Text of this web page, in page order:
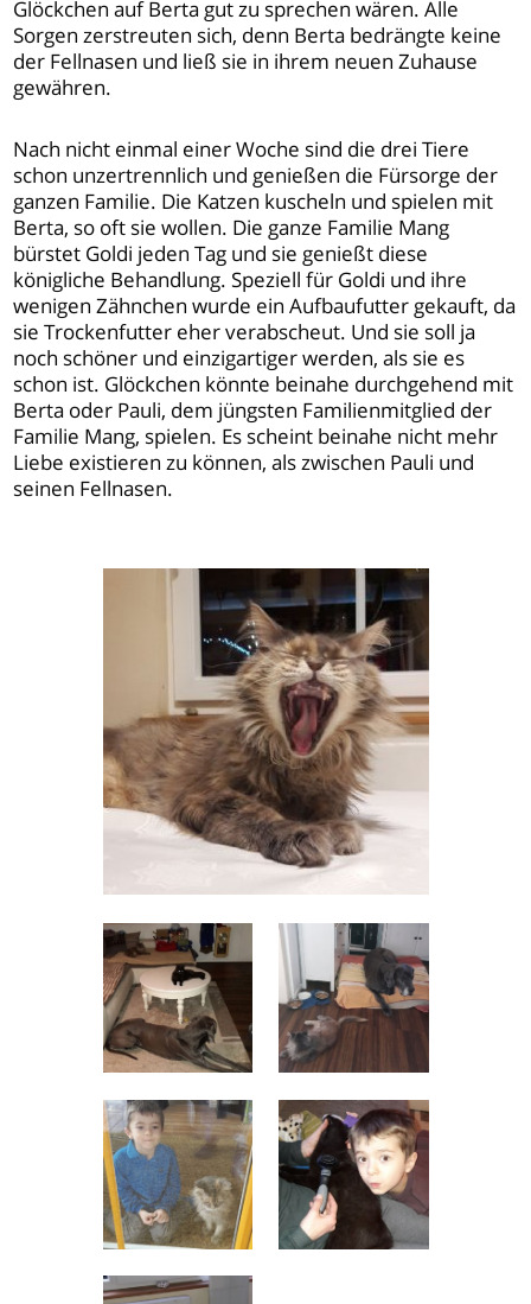
Glöckchen auf Berta gut zu sprechen wären. Alle
Sorgen zerstreuten sich, denn Berta bedrängte keine
der Fellnasen und ließ sie in ihrem neuen Zuhause
gewähren.
Nach nicht einmal einer Woche sind die drei Tiere
schon unzertrennlich und genießen die Fürsorge der
ganzen Familie. Die Katzen kuscheln und spielen mit
Berta, so oft sie wollen. Die ganze Familie Mang
bürstet Goldi jeden Tag und sie genießt diese
königliche Behandlung. Speziell für Goldi und ihre
wenigen Zähnchen wurde ein Aufbaufutter gekauft, da
sie Trockenfutter eher verabscheut. Und sie soll ja
noch schöner und einzigartiger werden, als sie es
schon ist. Glöckchen könnte beinahe durchgehend mit
Berta oder Pauli, dem jüngsten Familienmitglied der
Familie Mang, spielen. Es scheint beinahe nicht mehr
Liebe existieren zu können, als zwischen Pauli und
seinen Fellnasen.